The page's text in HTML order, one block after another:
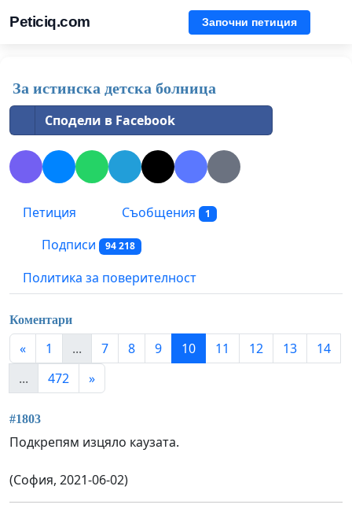
Peticiq.com Започни петиция
За истинска детска болница
Сподели в Facebook
Петиция Съобщения 1
Подписи 94 218
Политика за поверителност
Коментари
« 1 ... 7 8 9 10 11 12 13
14
...
472 »
#1803
Подкрепям изцяло каузата.
(София, 2021-06-02)